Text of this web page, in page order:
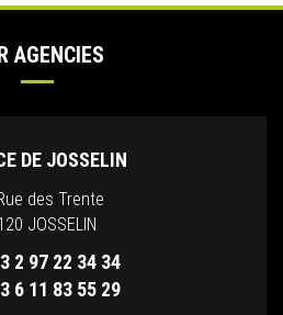
AGENCIES
DE JOSSELIN
des Trente
JOSSELIN
2 97 22 34 34
6 11 83 55 29